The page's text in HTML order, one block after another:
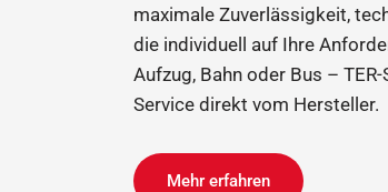
maximale Zuverlässigkeit,
die individuell auf Ihre
Aufzug, Bahn oder Bus –
Service direkt vom Hersteller.
Mehr erfahren